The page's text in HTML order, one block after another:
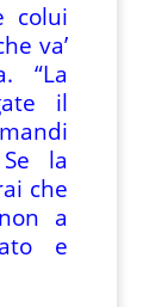
colui
va’
“La
il
la
che
a
e